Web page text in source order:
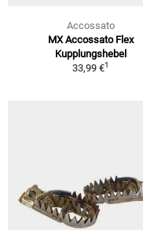
Accossato
MX Accossato Flex
Kupplungshebel
33,99 €1